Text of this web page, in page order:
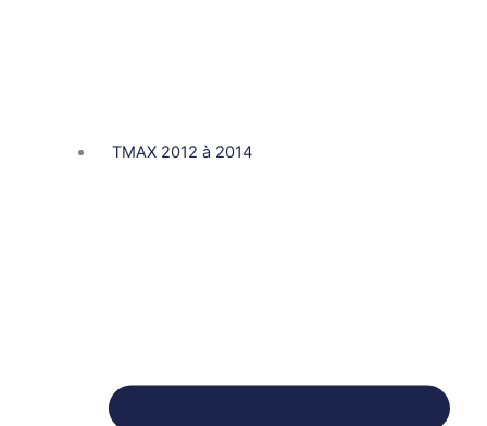
TMAX 2012 à 2014